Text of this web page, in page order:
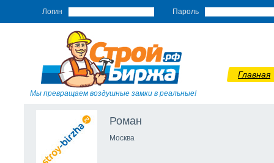
Логин Пароль
Мы превращаем воздушные замки в реальные!
Главная
Роман
Москва